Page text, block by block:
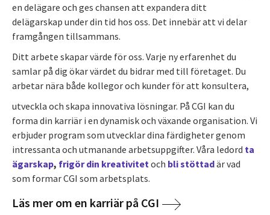
en delägare och ges chansen att expandera ditt
delägarskap under din tid hos oss. Det innebär att vi delar
framgången tillsammans.
Ditt arbete skapar värde för oss. Varje ny erfarenhet du
samlar på dig ökar värdet du bidrar med till företaget. Du
arbetar nära både kollegor och kunder för att konsultera,
utveckla och skapa innovativa lösningar. På CGI kan du
forma din karriär i en dynamisk och växande organisation. Vi
erbjuder program som utvecklar dina färdigheter genom
intressanta och utmanande arbetsuppgifter. Våra ledord ta
ägarskap, frigör din kreativitetoch bli stöttadär vad
som formar CGI som arbetsplats.
Läs mer om en karriär på CGI